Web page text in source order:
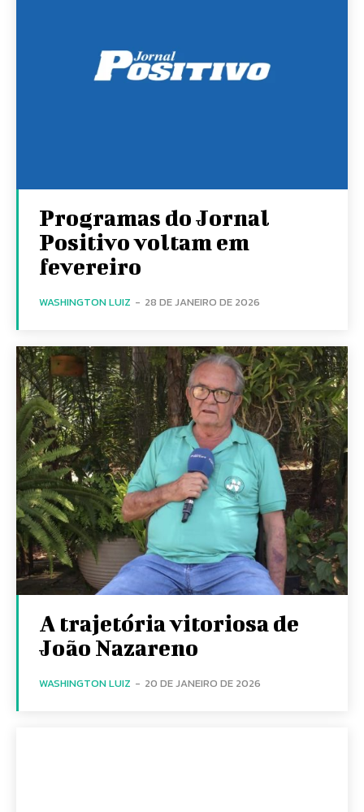
Programas do Jornal
Positivo voltam em
fevereiro
WASHINGTON LUIZ - 28 DE JANEIRO DE 2026
A trajetória vitoriosa de
João Nazareno
WASHINGTON LUIZ - 20 DE JANEIRO DE 2026